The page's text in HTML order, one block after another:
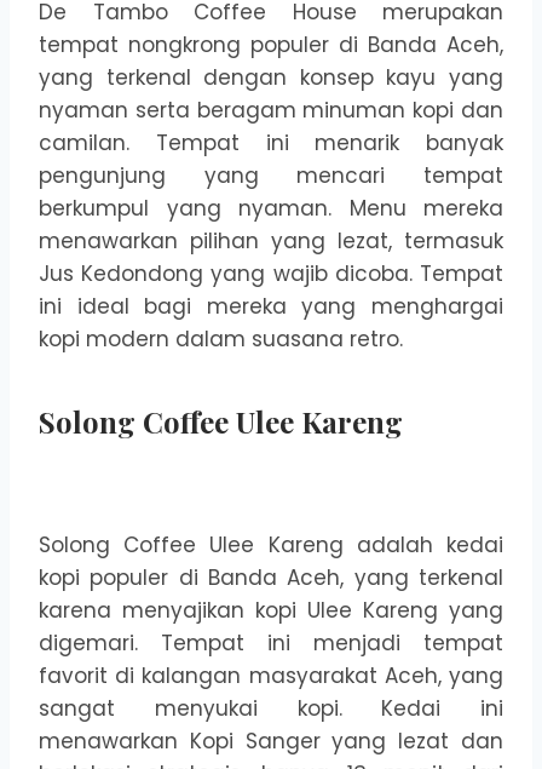
De Tambo Coffee House merupakan
tempat nongkrong populer di Banda Aceh,
yang terkenal dengan konsep kayu yang
nyaman serta beragam minuman kopi dan
camilan. Tempat ini menarik banyak
pengunjung yang mencari tempat
berkumpul yang nyaman. Menu mereka
menawarkan pilihan yang lezat, termasuk
Jus Kedondong yang wajib dicoba. Tempat
ini ideal bagi mereka yang menghargai
kopi modern dalam suasana retro.
Solong Coffee Ulee Kareng
Solong Coffee Ulee Kareng adalah kedai
kopi populer di Banda Aceh, yang terkenal
karena menyajikan kopi Ulee Kareng yang
digemari. Tempat ini menjadi tempat
favorit di kalangan masyarakat Aceh, yang
sangat menyukai kopi. Kedai ini
menawarkan Kopi Sanger yang lezat dan